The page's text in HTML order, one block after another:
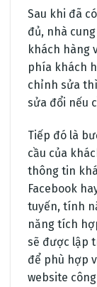
Sau khi đã
đủ, nhà
khách hàng
phía khách
chỉnh sửa
sửa đổi nếu
Tiếp đó là
cầu của
thông tin
Facebook
tuyến, tính
năng tích
sẽ được lập
để phù hợp
website